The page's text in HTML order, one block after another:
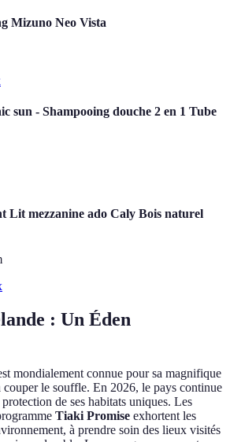
Mizuno Neo Vista
sun - Shampooing douche 2 en 1 Tube
Lit mezzanine ado Caly Bois naturel
: Un Éden
mondialement connue pour sa magnifique
couper le souffle. En 2026, le pays continue
de ses habitats uniques. Les
Tiaki Promise exhortent les
à prendre soin des lieux visités